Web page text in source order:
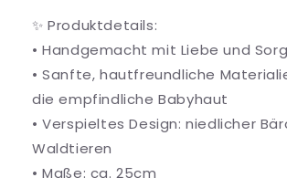
✨ Produktdetails:
• Handgemacht mit Liebe und
• Sanfte, hautfreundliche
die empfindliche Babyhaut
• Verspieltes Design: niedlicher
Waldtieren
• Maße: ca. 25cm